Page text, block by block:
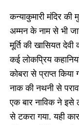
कन्याकुमारी मंदिर की
अम्मन के नाम से भी
मूर्ति की खासियत
कई लोकप्रिय
कोबरा से प्राप्त
नाक की नथनी से
एक बार नाविक ने इसे
से टकरा गया. यही